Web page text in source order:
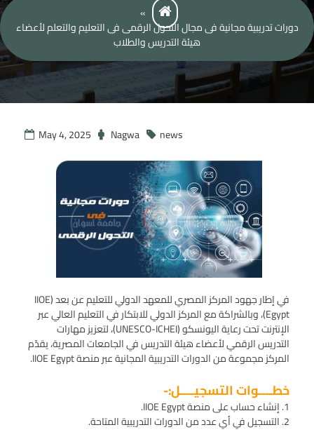
»
دورات تدريبية مجانية فى مجال التحول الرقمى فى التعليم والتعلم لأعضاء
هيئة التدريس والطلاب
May 4, 2025 Nagwa news
في إطار جهود المركز المصري للمعهد الدولي للتعليم عن بعد (IIOE
Egypt)، وبالشراكة مع المركز الدولي للابتكار في التعليم العالي عبر
الإنترنت تحت رعاية اليونسكو (UNESCO-ICHEI)، لتعزيز مهارات
التدريس الرقمي لأعضاء هيئة التدريس في الجامعات المصرية، يقدّم
المركز مجموعة من الدورات التدريبية المجانية عبر منصة IIOE Egypt.
خطــــوات التسجيــــل:-
1. إنشاء حساب على منصة IIOE Egypt.
2. التسجيل في أي عدد من الدورات التدريبية المتاحة.